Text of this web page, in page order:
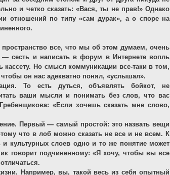
и четко сказать: «Вася, ты не прав!» Однако
отношений по типу «сам дурак», а о споре на
все, что мы об этом думаем, очень
— сесть и написать в форум в Интернете вопль
Но смысл коммуникации все-таки в том,
он нас адекватно понял, «услышал».
То есть дуться, объявлять бойкот, не
ваши мысли и понимать без слов, что вас
«Если хочешь сказать мне слово,
Первый — самый простой: это назвать вещи
что в лоб можно сказать не все и не всем. К
культурных слоев одно и то же понятие может
говорит подчиненному: «Я хочу, чтобы вы все
Например, вы, такой весь из себя опытный